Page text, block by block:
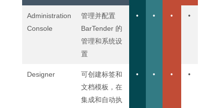
Administration
Console
管理并配置
BarTender 的
管理和系统设
置
• • • •
Designer
可创建标签和
文档模板，在
集成和自动执
• • • •